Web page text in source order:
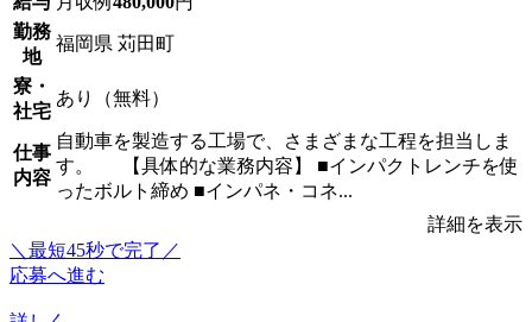
勤務
地
福岡県 苅田町
寮・
社宅
あり（無料）
仕事
内容
自動車を製造する工場で、さまざまな工程を担当しま
す。 【具体的な業務内容】 ■インパクトレンチを使
ったボルト締め ■インパネ・コネ...
詳細を表示
＼最短45秒で完了／
応募へ進む